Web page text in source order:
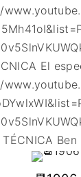
El
TÉCNICA Ben